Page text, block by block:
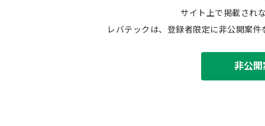
サイト上で掲載され
レバテックは、登録者限定に非公開案
非公